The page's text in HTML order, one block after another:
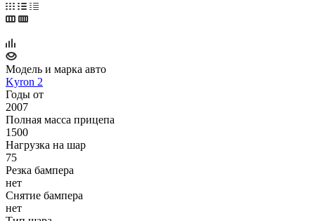
Модель и марка авто
Kyron 2
Годы от
2007
Полная масса прицепа
1500
Нагрузка на шар
75
Резка бампера
нет
Снятие бампера
нет